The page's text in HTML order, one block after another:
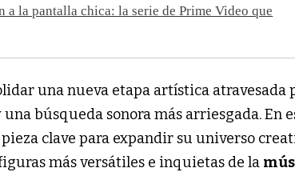
a la pantalla chica: la serie de Prime Video que
una nueva etapa artística atravesada
una búsqueda sonora más arriesgada. En
pieza clave para expandir su universo
más versátiles e inquietas de la